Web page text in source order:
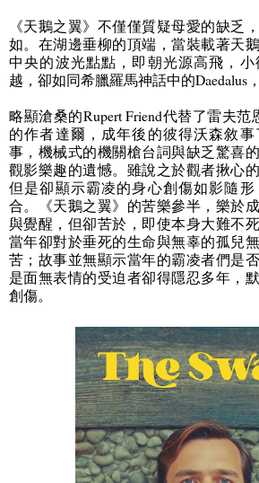
《天鵝之翼》不僅僅質疑母愛的缺乏
如。在湖邊垂柳的頂端，當裝載著天
中央的波光點點，即朝光源高飛，
越，卻如同希臘羅馬神話中的Daedalus
略顯滄桑的Rupert Friend代替了雷夫范
的作者達爾，成年後的彼得沃森敘
事，機械式的機關槍台詞與缺乏驚喜
觀影樂趣的遺憾。雖說之於觀者揪心
但是卻顯示霸凌的身心創傷如影隨
合。《天鵝之翼》的苦樂參半，樂於
與覺醒，但卻苦於，即使本身大難不
當年卻對於垂死的生命與無辜的孤兒
苦；故事並無顯示當年的霸凌者們是
是面無表情的受迫者卻得隱忍多年，
創傷。